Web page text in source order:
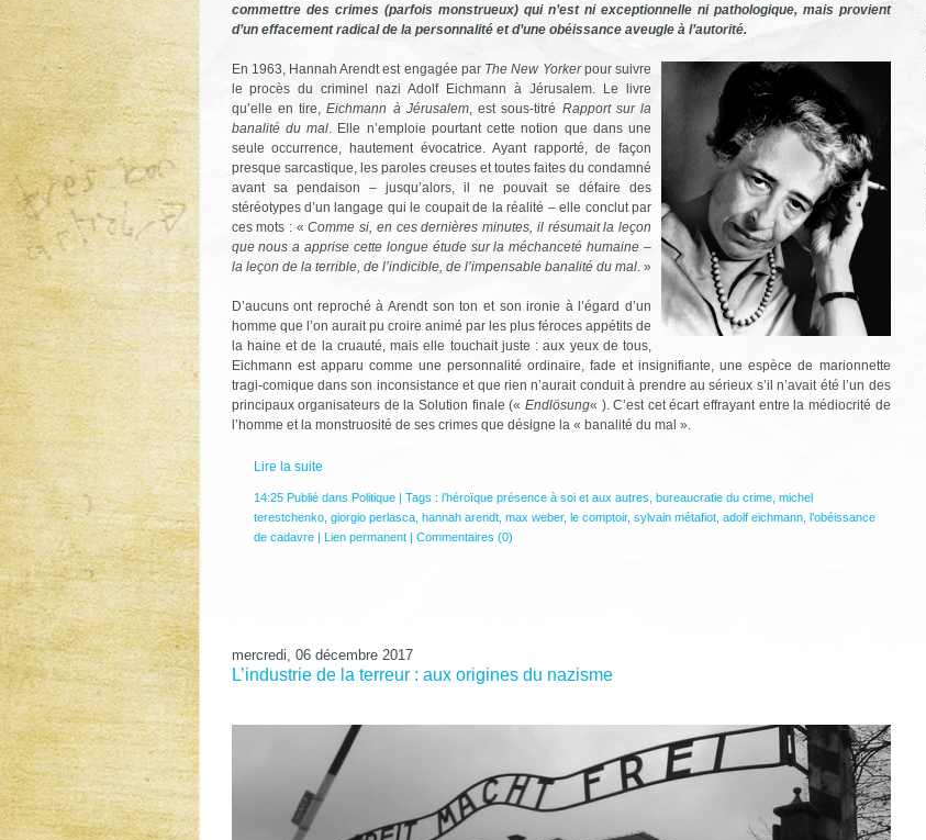
commettre des crimes (parfois monstrueux) qui n’est ni exceptionnelle ni pathologique, mais provient
d’un effacement radical de la personnalité et d’une obéissance aveugle à l’autorité.
En 1963, Hannah Arendt est engagée par The New Yorkerpour suivre
le procès du criminel nazi Adolf Eichmann à Jérusalem. Le livre
qu’elle en tire,Eichmann à Jérusalem, est sous-titré Rapport sur la
banalité du mal . Elle n’emploie pourtant cette notion que dans une
seule occurrence, hautement évocatrice. Ayant rapporté, de façon
presque sarcastique, les paroles creuses et toutes faites du condamné
avant sa pendaison – jusqu’alors, il ne pouvait se défaire des
stéréotypes d’un langage qui le coupait de la réalité – elle conclut par
ces mots : «Comme si, en ces dernières minutes, il résumait la leçon
que nous a apprise cette longue étude sur la méchanceté humaine –
la leçon de la terrible, de l’indicible, de l’impensable banalité du mal. »
D’aucuns ont reproché à Arendt son ton et son ironie à l’égard d’un
homme que l’on aurait pu croire animé par les plus féroces appétits de
la haine et de la cruauté, mais elle touchait juste : aux yeux de tous,
Eichmann est apparu comme une personnalité ordinaire, fade et insignifiante, une espèce de marionnette
tragi-comique dans son inconsistance et que rien n’aurait conduit à prendre au sérieux s’il n’avait été l’un des
principaux organisateurs de la Solution finale (« Endlösung« ). C’est cet écart effrayant entre la médiocrité de
l’homme et la monstruosité de ses crimes que désigne la « banalité du mal ».
Lire la suite
14:25 Publié dans Politique| Tags : l’héroïque présence à soi et aux autres bureaucratie du crime, michel
terestchenko, giorgio perlasca, hannah arendt, max weber, le comptoir, sylvain métafiot, adolf eichmann, l’obéissance
de cadavre| Lien permanent| Commentaires (0)
mercredi, 06 décembre 2017
L’industrie de la terreur : aux origines du nazisme